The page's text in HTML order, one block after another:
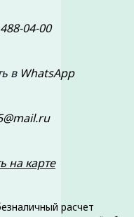
04-00
в WhatsApp
на карте